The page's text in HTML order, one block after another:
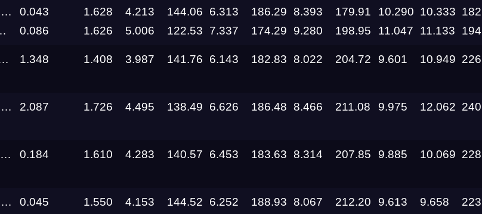
0.043 1.628 4.213 144.06 6.313 186.29 8.393 179.91 10.290 10.333
0.086 1.626 5.006 122.53 7.337 174.29 9.280 198.95 11.047 11.133
1.348 1.408 3.987 141.76 6.143 182.83 8.022 204.72 9.601 10.949
2.087 1.726 4.495 138.49 6.626 186.48 8.466 211.08 9.975 12.062
0.184 1.610 4.283 140.57 6.453 183.63 8.314 207.85 9.885 10.069
0.045 1.550 4.153 144.52 6.252 188.93 8.067 212.20 9.613 9.658